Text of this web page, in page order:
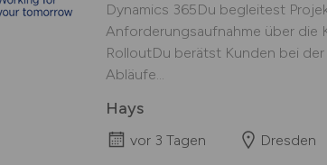
Dynamics 365Du begleitest
Anforderungsaufnahme über die
RolloutDu berätst Kunden bei
Abläufe...
Hays
vor 3 Tagen Dresden